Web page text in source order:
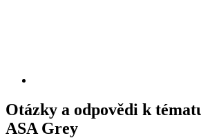
Otázky a odpovědi k
ASA Grey